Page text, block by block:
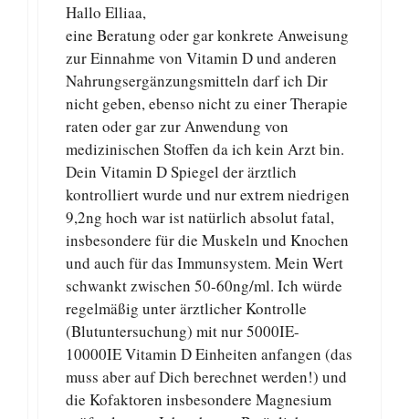
Hallo Elliaa,
eine Beratung oder gar konkrete Anweisung
zur Einnahme von Vitamin D und anderen
Nahrungsergänzungsmitteln darf ich Dir
nicht geben, ebenso nicht zu einer Therapie
raten oder gar zur Anwendung von
medizinischen Stoffen da ich kein Arzt bin.
Dein Vitamin D Spiegel der ärztlich
kontrolliert wurde und nur extrem niedrigen
9,2ng hoch war ist natürlich absolut fatal,
insbesondere für die Muskeln und Knochen
und auch für das Immunsystem. Mein Wert
schwankt zwischen 50-60ng/ml. Ich würde
regelmäßig unter ärztlicher Kontrolle
(Blutuntersuchung) mit nur 5000IE-
10000IE Vitamin D Einheiten anfangen (das
muss aber auf Dich berechnet werden!) und
die Kofaktoren insbesondere Magnesium